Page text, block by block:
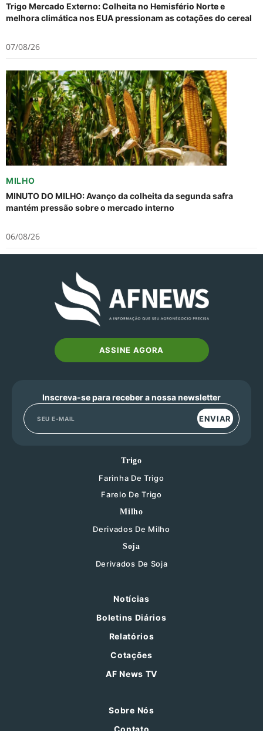
Trigo Mercado Externo: Colheita no Hemisfério Norte e
melhora climática nos EUA pressionam as cotações do cereal
07/08/26
MILHO
MINUTO DO MILHO: Avanço da colheita da segunda safra
mantém pressão sobre o mercado interno
06/08/26
ASSINE AGORA
Inscreva-se para receber a nossa newsletter
ENVIAR
Trigo
Farinha De Trigo
Farelo De Trigo
Milho
Derivados De Milho
Soja
Derivados De Soja
Notícias
Boletins Diários
Relatórios
Cotações
AF News TV
Sobre Nós
Contato